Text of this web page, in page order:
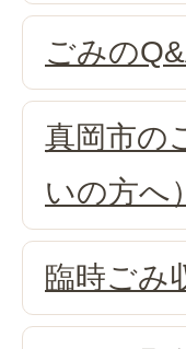
ごみの
真岡市の
いの方へ）
臨時ごみ